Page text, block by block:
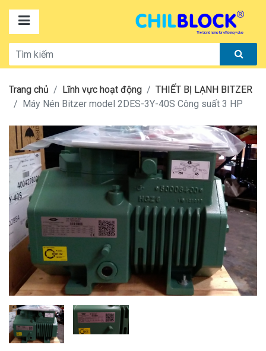
Trang chủ Lĩnh vực hoạt động
THIẾT BỊ LẠNH BITZER
Máy Nén Bitzer model 2DES-3Y-40S Công suất 3 HP